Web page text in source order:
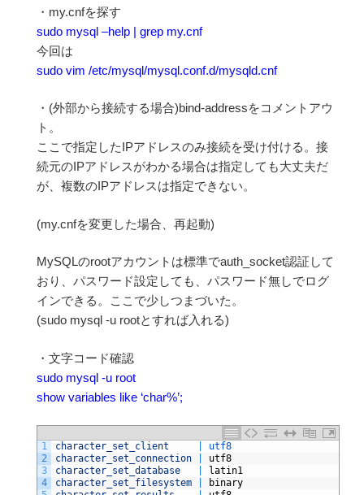
・my.cnfを探す
sudo mysql –help | grep my.cnf
今回は
sudo vim /etc/mysql/mysql.conf.d/mysqld.cnf
・(外部から接続する場合)bind-addressをコメントアウ
ト。
ここで指定したIPアドレスのみ接続を受け付ける。接
続元のIPアドレスがわかる場合は指定しても大丈夫だ
が、複数のIPアドレスは指定できない。
(my.cnfを変更した場合、再起動)
MySQLのrootアカウントは標準でauth_socket認証して
おり、パスワード設定しても、パスワード無しでログ
インできる。ここで少しつまづいた。
(sudo mysql -u rootとすれば入れる)
・文字コード確認
sudo mysql -u root
show variables like ‘char%’;
1
2
3
4
character_set_client
utf8
character_set_connection
utf8
character_set_database
latin1
character_set_filesystem
binary